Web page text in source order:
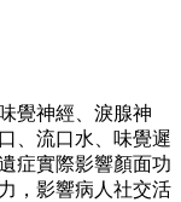
覺神經、淚腺神
、流口水、味覺遲
症實際影響顏面功
，影響病人社交活